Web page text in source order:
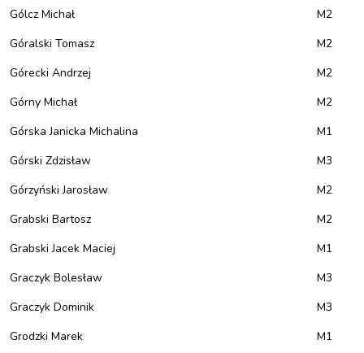
Gólcz Michał
M2
Góralski Tomasz
M2
Górecki Andrzej
M2
Górny Michał
M2
Górska Janicka Michalina
M1
Górski Zdzisław
M3
Górzyński Jarosław
M2
Grabski Bartosz
M2
Grabski Jacek Maciej
M1
Graczyk Bolesław
M3
Graczyk Dominik
M3
Grodzki Marek
M1